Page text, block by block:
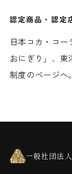
認定商品・認定
日本コカ・コ
おにぎり」、
制度のページへ。
一般社団法